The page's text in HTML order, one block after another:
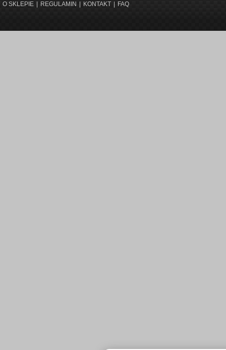
O SKLEPIE REGULAMIN KONTAKT FAQ